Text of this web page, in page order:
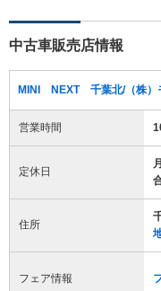
中古車販売店情報
MINI NEXT 千葉北/（株）
営業時間
定休日
住所
フェア情報